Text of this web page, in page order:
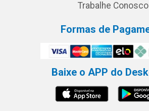
Trabalhe Conosco
Formas de
Baixe o APP do